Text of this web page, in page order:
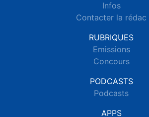
Infos
Contacter la rédac
RUBRIQUES
Emissions
Concours
PODCASTS
Podcasts
APPS